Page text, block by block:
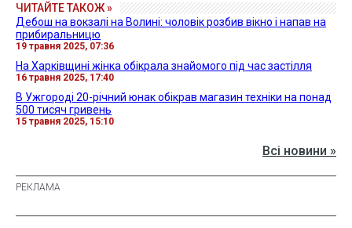
ЧИТАЙТЕ ТАКОЖ »
Дебош на вокзалі на Волині: чоловік розбив вікно і напав на
прибиральницю
19 травня 2025, 07:36
На Харківщині жінка обікрала знайомого під час застілля
16 травня 2025, 17:40
В Ужгороді 20-річний юнак обікрав магазин техніки на понад
500 тисяч гривень
15 травня 2025, 15:10
Всі новини »